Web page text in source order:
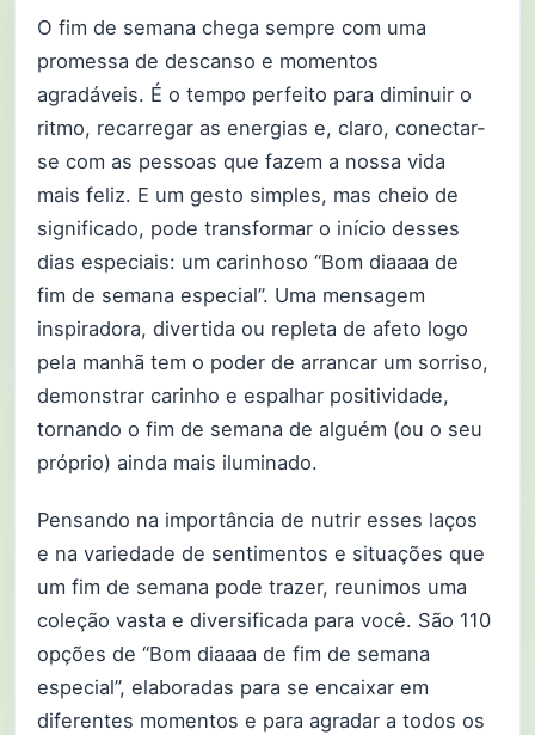
O fim de semana chega sempre com uma
promessa de descanso e momentos
agradáveis. É o tempo perfeito para diminuir o
ritmo, recarregar as energias e, claro, conectar-
se com as pessoas que fazem a nossa vida
mais feliz. E um gesto simples, mas cheio de
significado, pode transformar o início desses
dias especiais: um carinhoso “Bom diaaaa de
fim de semana especial”. Uma mensagem
inspiradora, divertida ou repleta de afeto logo
pela manhã tem o poder de arrancar um sorriso,
demonstrar carinho e espalhar positividade,
tornando o fim de semana de alguém (ou o seu
próprio) ainda mais iluminado.
Pensando na importância de nutrir esses laços
e na variedade de sentimentos e situações que
um fim de semana pode trazer, reunimos uma
coleção vasta e diversificada para você. São 110
opções de “Bom diaaaa de fim de semana
especial”, elaboradas para se encaixar em
diferentes momentos e para agradar a todos os